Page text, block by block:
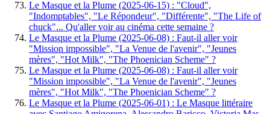
Le Masque et la Plume (2025-06-15) : "Cloud",
"Indomptables", "Le Répondeur", "Différente", "The Life of
chuck"... Qu'aller voir au cinéma cette semaine ?
Le Masque et la Plume (2025-06-08) : Faut-il aller voir
"Mission impossible", "La Venue de l'avenir", "Jeunes
mères", "Hot Milk", "The Phoenician Scheme" ?
Le Masque et la Plume (2025-06-08) : Faut-il aller voir
"Mission impossible", "La Venue de l'avenir", "Jeunes
mères", "Hot Milk", "The Phoenician Scheme" ?
Le Masque et la Plume (2025-06-01) : Le Masque littéraire